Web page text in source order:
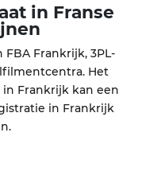
in Franse
Frankrijk, 3PL-
Het
Frankrijk kan een
in Frankrijk